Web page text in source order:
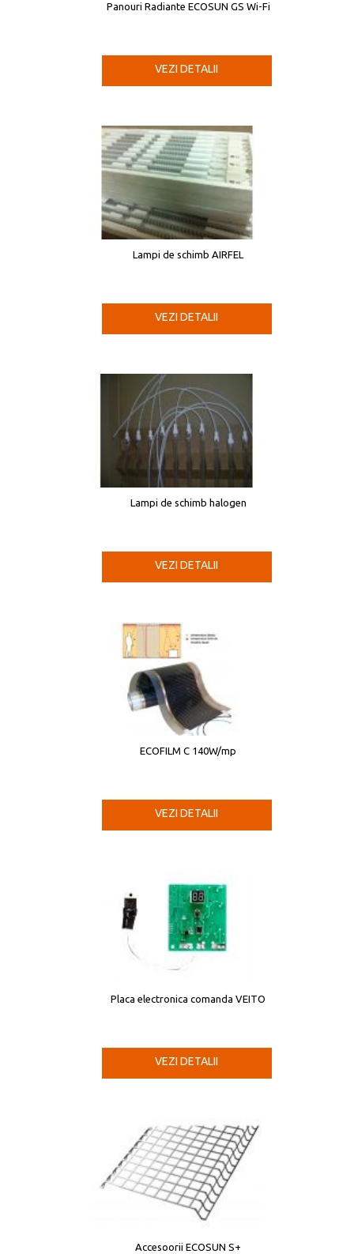
Panouri Radiante ECOSUN GS Wi-Fi
VEZI DETALII
Lampi de schimb AIRFEL
VEZI DETALII
Lampi de schimb halogen
VEZI DETALII
ECOFILM C 140W/mp
VEZI DETALII
Placa electronica comanda VEITO
VEZI DETALII
Accesoorii ECOSUN S+